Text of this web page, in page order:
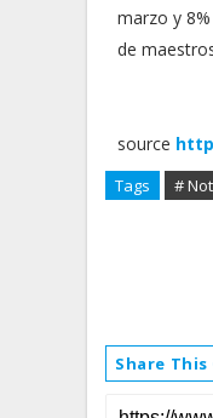
marzo y
de
source
Tags #
Share This